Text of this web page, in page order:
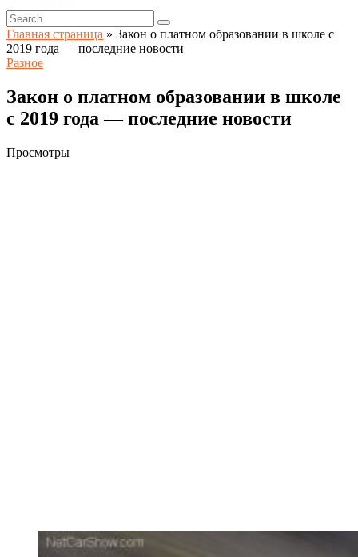
Главная страница » Закон о платном образовании в школе с
2019 года — последние новости
Разное
Закон о платном образовании в школе
с 2019 года — последние новости
Просмотры